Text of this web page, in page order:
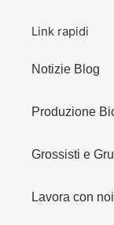
Link rapidi
Notizie Blog
Produzione
Grossisti e
Lavora con noi